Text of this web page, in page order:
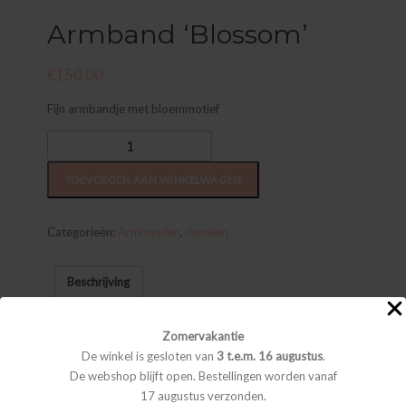
Zomervakantie
De winkel is gesloten van 3 t.e.m. 16 augustus.
De webshop blijft open. Bestellingen worden vanaf
17 augustus verzonden.
Armband ‘Blossom’
Fijn armbandje met bloemmotief
‘Blossom’
Categorieën:
Beschrijving
De armbanden hebben een lengte van 16 cm, aanpasbaar met
een verlengstukje tot 19 cm.